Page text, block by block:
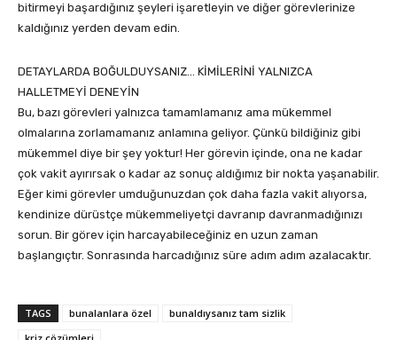
bitirmeyi başardığınız şeyleri işaretleyin ve diğer görevlerinize
kaldığınız yerden devam edin.
DETAYLARDA BOĞULDUYSANIZ… KİMİLERİNİ YALNIZCA
HALLETMEYİ DENEYİN
Bu, bazı görevleri yalnızca tamamlamanız ama mükemmel
olmalarına zorlamamanız anlamına geliyor. Çünkü bildiğiniz gibi
mükemmel diye bir şey yoktur! Her görevin içinde, ona ne kadar
çok vakit ayırırsak o kadar az sonuç aldığımız bir nokta yaşanabilir.
Eğer kimi görevler umduğunuzdan çok daha fazla vakit alıyorsa,
kendinize dürüstçe mükemmeliyetçi davranıp davranmadığınızı
sorun. Bir görev için harcayabileceğiniz en uzun zaman
başlangıçtır. Sonrasında harcadığınız süre adım adım azalacaktır.
TAGS bunalanlara özel
bunaldıysanız tam sizlik